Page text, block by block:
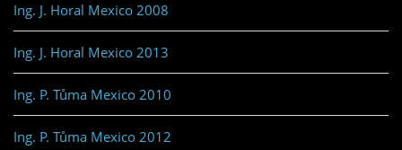
Ing. J. Horal Mexico 2008
Ing. J. Horal Mexico 2013
Ing. P. Tůma Mexico 2010
Ing. P. Tůma Mexico 2012